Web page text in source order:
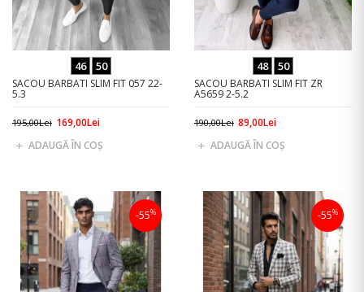
46 50
SACOU BARBATI SLIM FIT 057 22-
5.3
195,00Lei 169,00Lei
ADAUGĂ ÎN COŞ
48 50
SACOU BARBATI SLIM FIT ZR
A5659 2-5.2
190,00Lei 89,00Lei
ADAUGĂ ÎN COŞ
-55% -55%